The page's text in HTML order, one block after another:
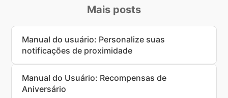
Mais posts
Manual do usuário: Personalize suas
notificações de proximidade
Manual do Usuário: Recompensas de
Aniversário